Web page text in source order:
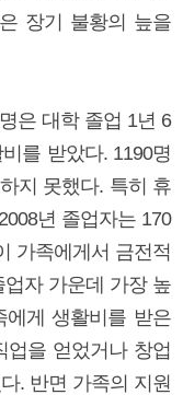
장기 불황의 늪을
은 대학 졸업 1년 6
를 받았다. 1190명
지 못했다. 특히 휴
년 졸업자는 170
가족에게서 금전적
업자 가운데 가장 높
에게 생활비를 받은
업을 얻었거나 창업
. 반면 가족의 지원